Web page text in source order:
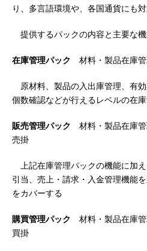
り、多言語環境や、各国通貨にも対
提供するパックの内容と主要な機
在庫管理パック 材料・製品在庫管
原材料、製品の入出庫管理、有
個数確認などが行えるレベルの在
販売管理パック
材料・製品在庫管
売掛
上記在庫管理パックの機能に加
引当、売上・請求・入金管理機能
をカバーする
購買管理パック
材料・製品在庫管
買掛